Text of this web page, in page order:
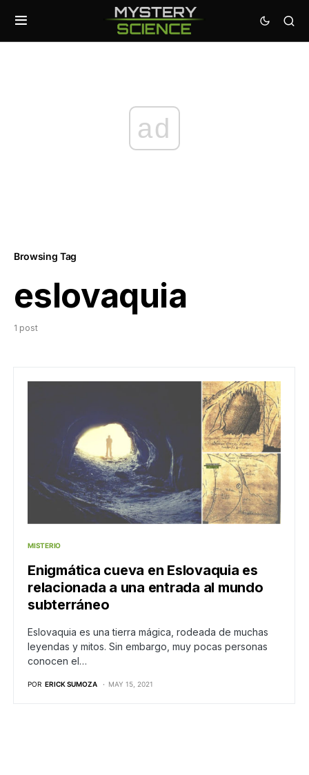
ad
Browsing Tag
eslovaquia
1 post
MISTERIO
Enigmática cueva en Eslovaquia es
relacionada a una entrada al mundo
subterráneo
Eslovaquia es una tierra mágica, rodeada de muchas
leyendas y mitos. Sin embargo, muy pocas personas
conocen el…
POR ERICK SUMOZA MAY 15, 2021